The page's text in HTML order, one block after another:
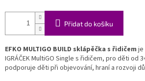
Přidat do košíku
EFKO MULTIGO BUILD sklápěčka s řidičem je
IGRÁČEK MultiGO Single s řidičem, pro děti od
podporuje děti při objevování, hraní a rozvoji